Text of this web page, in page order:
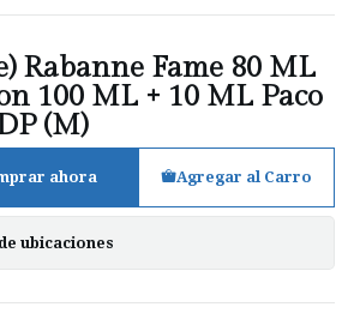
Rabanne Fame 80 ML
100 ML + 10 ML Paco
(M)
Agregar al Carro
ahora
ubicaciones